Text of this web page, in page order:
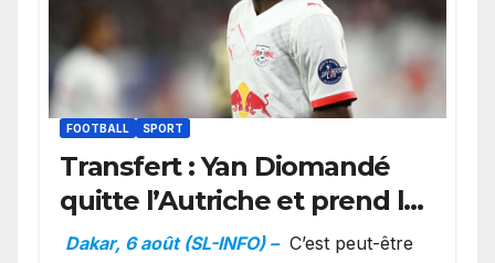
FOOTBALL SPORT
Transfert : Yan Diomandé
quitte l’Autriche et prend la
direction de Madrid
Dakar, 6 août (SL-INFO) – C’est peut-être